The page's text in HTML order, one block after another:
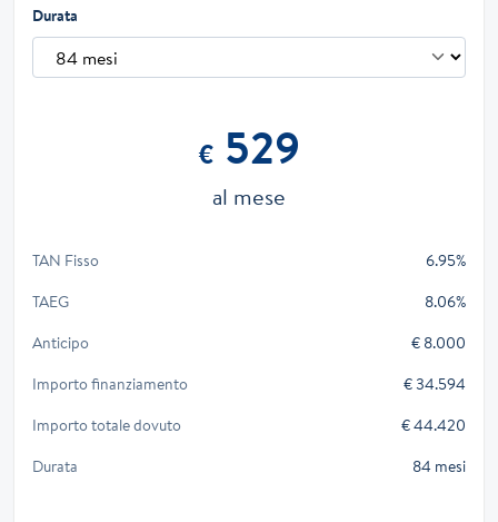
Durata
€ 529
al mese
TAN Fisso
6.95%
TAEG
8.06%
Anticipo
€ 8.000
Importo finanziamento
€ 34.594
Importo totale dovuto
€ 44.420
Durata
84 mesi